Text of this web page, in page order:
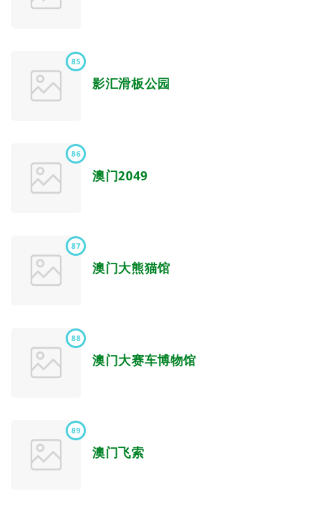
85
影汇滑板公园
86
澳门2049
87
澳门大熊猫馆
88
澳门大赛车博物馆
89
澳门飞索